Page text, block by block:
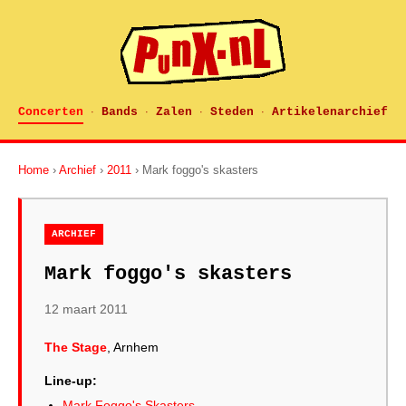
Concerten · Bands · Zalen · Steden · Artikelenarchief
Home › Archief › 2011 › Mark foggo's skasters
ARCHIEF
Mark foggo's skasters
12 maart 2011
The Stage , Arnhem
Line-up: